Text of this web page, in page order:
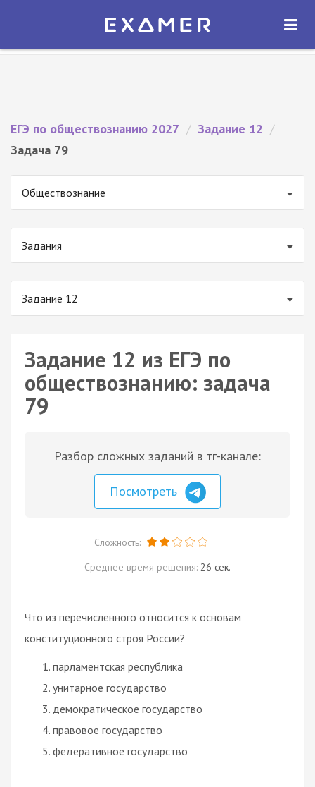
Экзамер — ЕГЭ 2027
ОТКРЫТЬ
ЕГЭ по обществознанию 2027 / Задание 12 /
Задача 79
Обществознание
Задания
Задание 12
Задание 12 из ЕГЭ по
обществознанию: задача
79
Разбор сложных заданий в тг-канале:
Посмотреть
Сложность:
Среднее время решения: 26 сек.
Что из перечисленного относится к основам
конституционного строя России?
парламентская республика
унитарное государство
демократическое государство
правовое государство
федеративное государство